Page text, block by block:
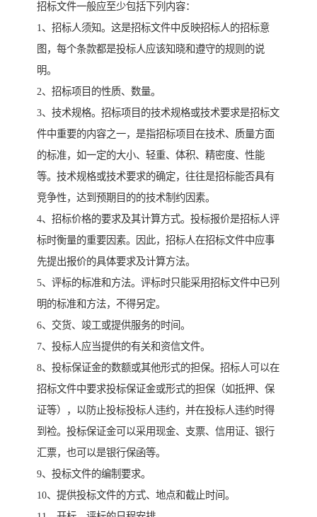
招标文件一般应至少包括下列内容：
1、招标人须知。这是招标文件中反映招标人的招标意
图，每个条款都是投标人应该知晓和遵守的规则的说
明。
2、招标项目的性质、数量。
3、技术规格。招标项目的技术规格或技术要求是招标文
件中重要的内容之一，是指招标项目在技术、质量方面
的标准，如一定的大小、轻重、体积、精密度、性能
等。技术规格或技术要求的确定，往往是招标能否具有
竞争性，达到预期目的的技术制约因素。
4、招标价格的要求及其计算方式。投标报价是招标人评
标时衡量的重要因素。因此，招标人在招标文件中应事
先提出报价的具体要求及计算方法。
5、评标的标准和方法。评标时只能采用招标文件中已列
明的标准和方法，不得另定。
6、交货、竣工或提供服务的时间。
7、投标人应当提供的有关和资信文件。
8、投标保证金的数额或其他形式的担保。招标人可以在
招标文件中要求投标保证金或形式的担保（如抵押、保
证等），以防止投标投标人违约，并在投标人违约时得
到裣。投标保证金可以采用现金、支票、信用证、银行
汇票，也可以是银行保函等。
9、投标文件的编制要求。
10、提供投标文件的方式、地点和截止时间。